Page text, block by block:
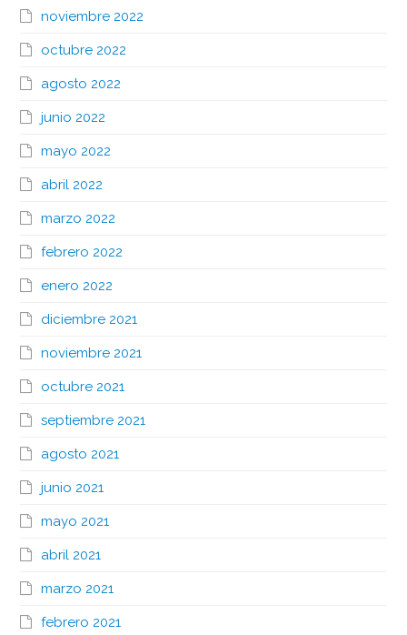
noviembre 2022
octubre 2022
agosto 2022
junio 2022
mayo 2022
abril 2022
marzo 2022
febrero 2022
enero 2022
diciembre 2021
noviembre 2021
octubre 2021
septiembre 2021
agosto 2021
junio 2021
mayo 2021
abril 2021
marzo 2021
febrero 2021